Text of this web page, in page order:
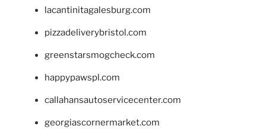
lacantinitagalesburg.com
pizzadeliverybristol.com
greenstarsmogcheck.com
happypawspl.com
callahansautoservicecenter.com
georgiascornermarket.com